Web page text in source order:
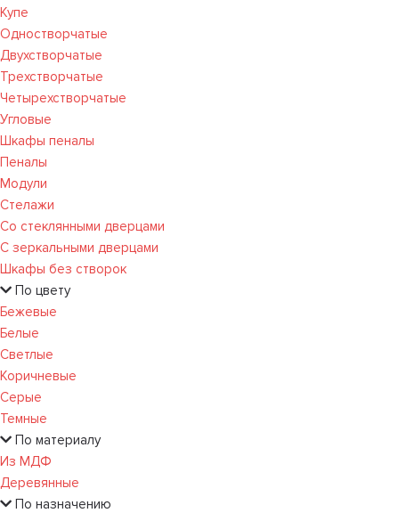
Купе
Одностворчатые
Двухстворчатые
Трехстворчатые
Четырехстворчатые
Угловые
Шкафы пеналы
Пеналы
Модули
Стелажи
Со стеклянными дверцами
С зеркальными дверцами
Шкафы без створок
По цвету
Бежевые
Белые
Светлые
Коричневые
Серые
Темные
По материалу
Из МДФ
Деревянные
По назначению